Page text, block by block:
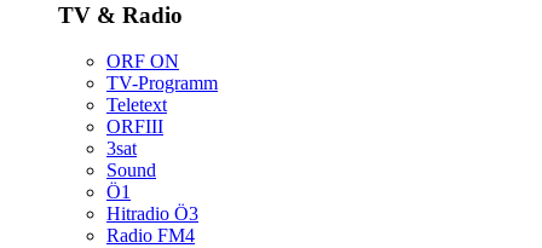
TV&Radio
ORFON
TV-Programm
Teletext
ORFIII
3sat
Sound
Ö1
HitradioÖ3
RadioFM4